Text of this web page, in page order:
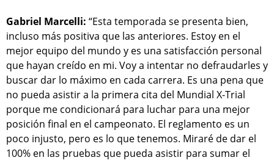
Gabriel Marcelli: “Esta temporada se presenta bien,
incluso más positiva que las anteriores. Estoy en el
mejor equipo del mundo y es una satisfacción personal
que hayan creído en mi. Voy a intentar no defraudarles y
buscar dar lo máximo en cada carrera. Es una pena que
no pueda asistir a la primera cita del Mundial X-Trial
porque me condicionará para luchar para una mejor
posición final en el campeonato. El reglamento es un
poco injusto, pero es lo que tenemos. Miraré de dar el
100% en las pruebas que pueda asistir para sumar el